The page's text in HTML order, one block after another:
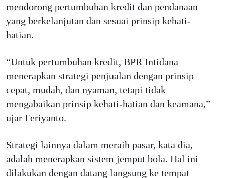
mendorong pertumbuhan kredit dan pendanaan
yang berkelanjutan dan sesuai prinsip kehati-
hatian.
“Untuk pertumbuhan kredit, BPR Intidana
menerapkan strategi penjualan dengan prinsip
cepat, mudah, dan nyaman, tetapi tidak
mengabaikan prinsip kehati-hatian dan keamana,”
ujar Feriyanto.
Strategi lainnya dalam meraih pasar, kata dia,
adalah menerapkan sistem jemput bola. Hal ini
dilakukan dengan datang langsung ke tempat